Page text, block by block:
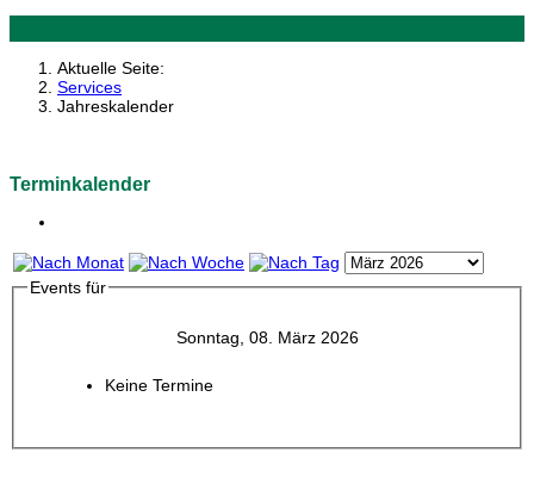
Aktuelle Seite:
Services
Jahreskalender
Terminkalender
Events für
Sonntag, 08. März 2026
Keine Termine